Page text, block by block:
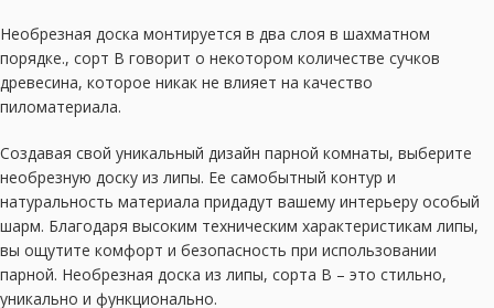
Необрезная доска монтируется в два слоя в шахматном
порядке., сорт В говорит о некотором количестве сучков
древесина, которое никак не влияет на качество
пиломатериала.
Создавая свой уникальный дизайн парной комнаты, выберите
необрезную доску из липы. Ее самобытный контур и
натуральность материала придадут вашему интерьеру особый
шарм. Благодаря высоким техническим характеристикам липы,
вы ощутите комфорт и безопасность при использовании
парной. Необрезная доска из липы, сорта B – это стильно,
уникально и функционально.